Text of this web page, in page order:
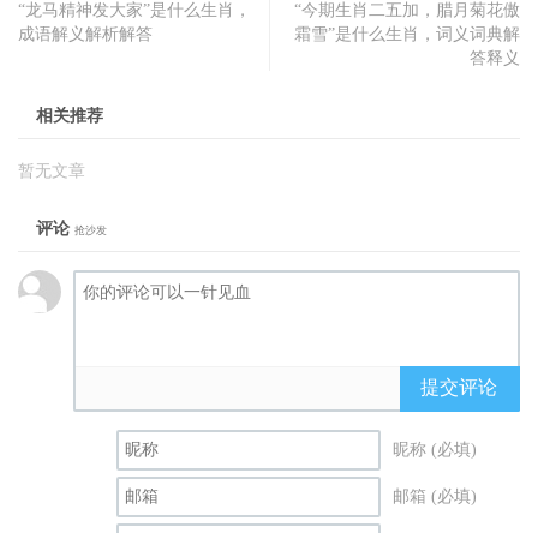
“龙马精神发大家”是什么生肖，
成语解义解析解答
“今期生肖二五加，腊月菊花傲
霜雪”是什么生肖，词义词典解
答释义
相关推荐
暂无文章
评论 抢沙发
提交评论
昵称 (必填)
邮箱 (必填)